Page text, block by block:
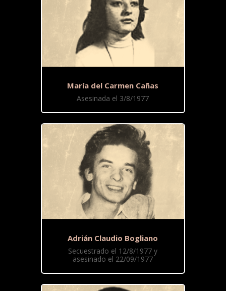
María del Carmen Cañas
Asesinada el 3/8/1977
Adrián Claudio Bogliano
Secuestrado el 12/8/1977 y
asesinado el 22/09/1977